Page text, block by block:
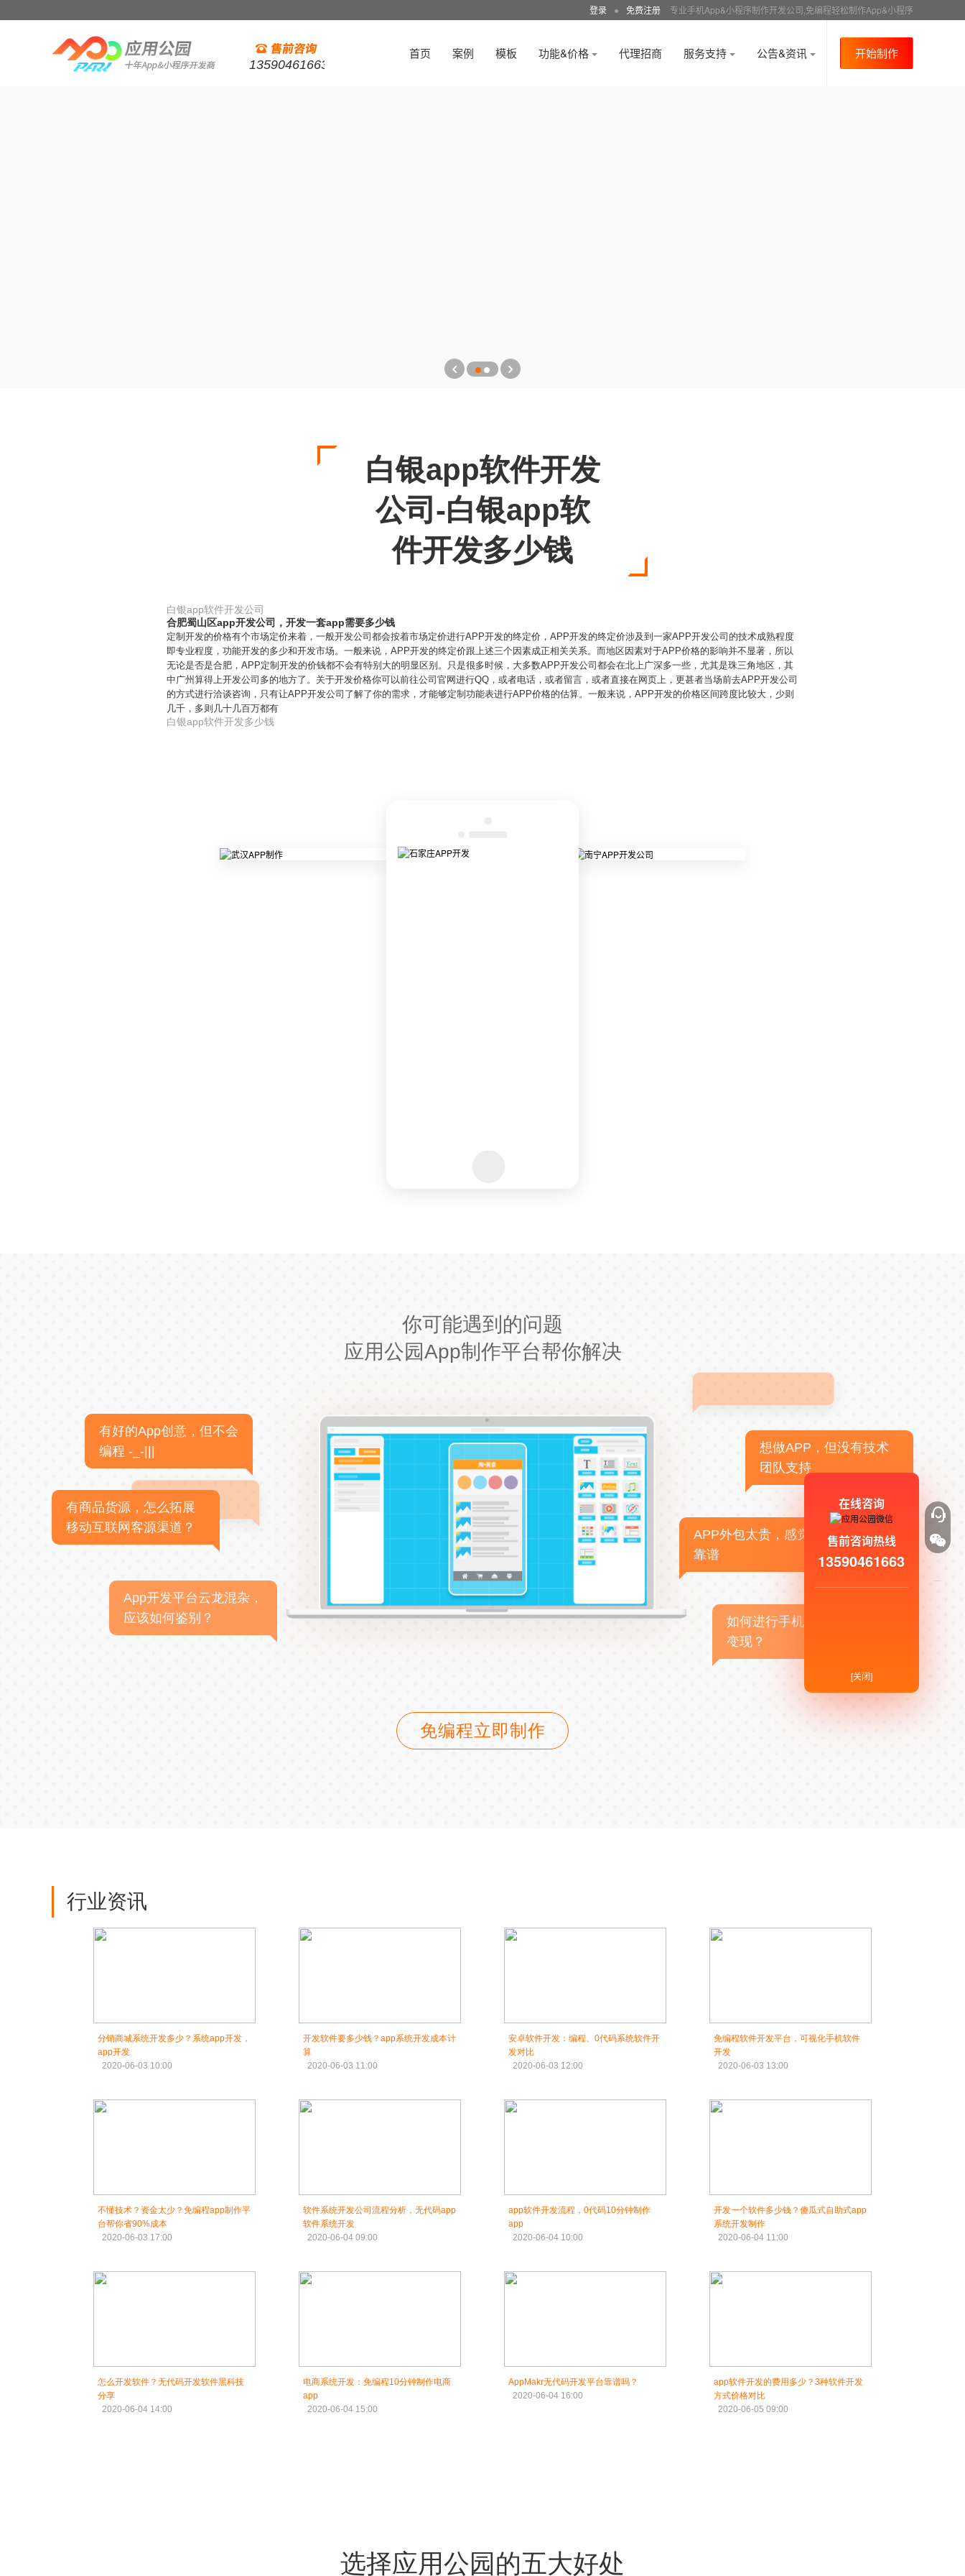
登录 ● 免费注册 专业手机App&小程序制作开发公司,免编程轻松制作App&小程序
13590461663
首页 案例 模板 功能&价格 代理招商 服务支持 公告&资讯 开始制作
白银app软件开发
公司-白银app软
件开发多少钱
白银app软件开发公司
合肥蜀山区app开发公司，开发一套app需要多少钱
定制开发的价格有个市场定价来着，一般开发公司都会按着市场定价进行APP开发的终定价，APP开发的终定价涉及到一家APP开发公司的技术成熟程度
即专业程度，功能开发的多少和开发市场。一般来说，APP开发的终定价跟上述三个因素成正相关关系。而地区因素对于APP价格的影响并不显著，所以
无论是否是合肥，APP定制开发的价钱都不会有特别大的明显区别。只是很多时候，大多数APP开发公司都会在北上广深多一些，尤其是珠三角地区，其
中广州算得上开发公司多的地方了。关于开发价格你可以前往公司官网进行QQ，或者电话，或者留言，或者直接在网页上，更甚者当场前去APP开发公司
的方式进行洽谈咨询，只有让APP开发公司了解了你的需求，才能够定制功能表进行APP价格的估算。一般来说，APP开发的价格区间跨度比较大，少则
几千，多则几十几百万都有
白银app软件开发多少钱
你可能遇到的问题
应用公园App制作平台帮你解决
有好的App创意，但不会
编程 -_-|||
有商品货源，怎么拓展
移动互联网客源渠道？
App开发平台云龙混杂，
应该如何鉴别？
想做APP，但没有技术
团队支持
APP外包太贵，感觉不
靠谱
如何进行手机APP商业
变现？
免编程立即制作
行业资讯
分销商城系统开发多少？系统app开发，
app开发
2020-06-03 10:00
开发软件要多少钱？app系统开发成本计
算
2020-06-03 11:00
安卓软件开发：编程、0代码系统软件开
发对比
2020-06-03 12:00
免编程软件开发平台，可视化手机软件
开发
2020-06-03 13:00
不懂技术？资金太少？免编程app制作平
台帮你省90%成本
2020-06-03 17:00
软件系统开发公司流程分析，无代码app
软件系统开发
2020-06-04 09:00
app软件开发流程，0代码10分钟制作
app
2020-06-04 10:00
开发一个软件多少钱？傻瓜式自助式app
系统开发制作
2020-06-04 11:00
怎么开发软件？无代码开发软件黑科技
分享
2020-06-04 14:00
电商系统开发：免编程10分钟制作电商
app
2020-06-04 15:00
AppMakr无代码开发平台靠谱吗？
2020-06-04 16:00
app软件开发的费用多少？3种软件开发
方式价格对比
2020-06-05 09:00
选择应用公园的五大好处
在线咨询
售前咨询热线
13590461663
[关闭]